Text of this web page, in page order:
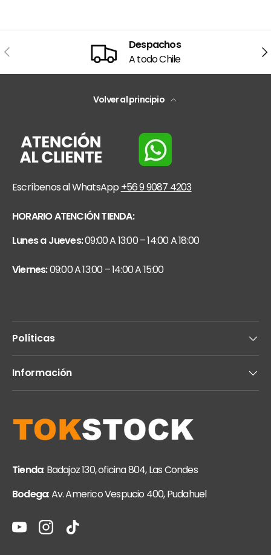
Anterior
Despachos
A todo Chile
Volver al principio
Escríbenos al WhatsApp +56 9 9087 4203
HORARIO ATENCIÓN TIENDA:
Lunes a Jueves:09:00 A 13:00 – 14:00 A 18:00
Viernes:09:00 A 13:00 – 14:00 A 15:00
Políticas
Información
Tienda: Badajoz 130, oficina 804, Las Condes
Bodega: Av. Americo Vespucio 400, Pudahuel
YouTubeInstagramTikTok